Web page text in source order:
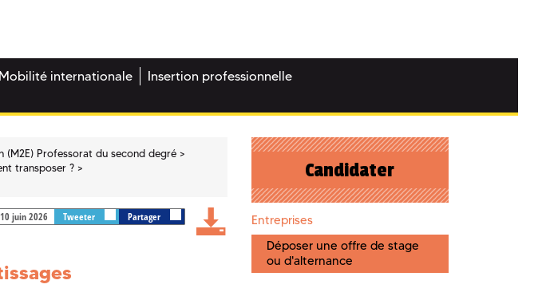
Mobilité internationale
Insertion professionnelle
(M2E) Professorat du second degré
transposer ?
juin 2026 Tweeter Partager
Candidater
Entreprises
Déposer une offre de stage
ou d'alternance